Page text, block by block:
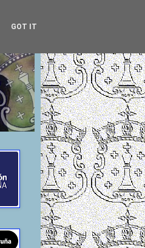
GOT IT